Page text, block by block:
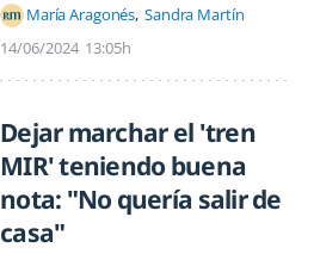
María Aragonés Sandra Martín
14/06/2024 13:05h
Dejar marchar el 'tren
MIR' teniendo buena
nota: "No quería salir de
casa"